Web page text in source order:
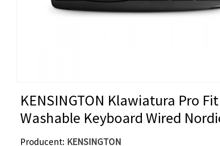
KENSINGTON Klawiatura Pro Fit
Washable Keyboard Wired
Producent KENSINGTON